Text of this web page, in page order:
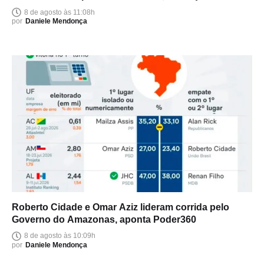
entrega
8 de agosto às 11:08h
por Daniele Mendonça
Roberto Cidade e Omar Aziz lideram corrida pelo
Governo do Amazonas, aponta Poder360
8 de agosto às 10:09h
por Daniele Mendonça